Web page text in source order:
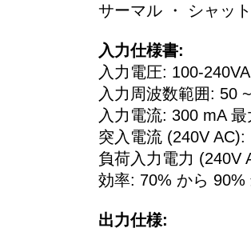
サーマル ・ シャッ
入力仕様書:
入力電圧: 100-
入力周波数範囲: 50
入力電流: 300 mA 最
突入電流 (240V
負荷入力電力 (240V
効率: 70% から 90%
出力仕様: